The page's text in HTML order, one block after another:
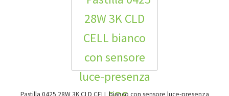
Pastilla 0425 28W 3K CLD CELL bianco con sensore luce-presenza